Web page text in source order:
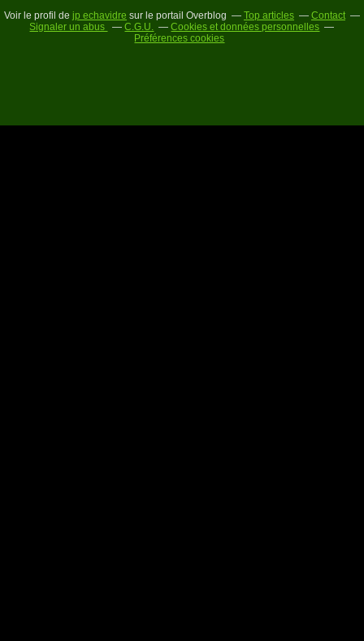
Voir le profil de jp echavidre sur le portail Overblog Top articles
Contact
Signaler un abus
C.G.U.
Cookies et données personnelles
Préférences cookies